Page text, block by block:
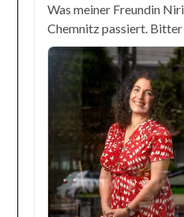
Was meiner Freundin
Chemnitz passiert. Bitter